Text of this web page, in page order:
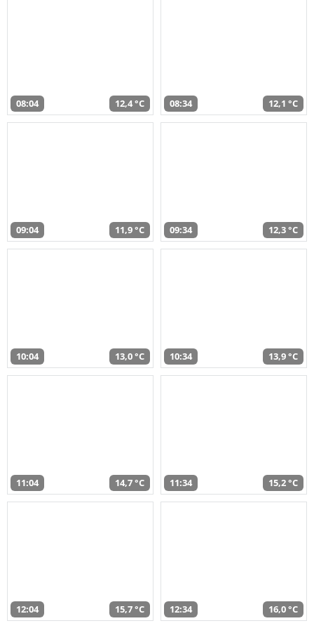
08:04 12,4 °C 08:34 12,1 °C
09:04 11,9 °C 09:34 12,3 °C
10:04 13,0 °C 10:34 13,9 °C
11:04 14,7 °C 11:34 15,2 °C
12:04 15,7 °C 12:34 16,0 °C